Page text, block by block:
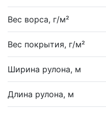
Вес ворса, г/м²
Вес покрытия, г/м²
Ширина рулона, м
Длина рулона, м